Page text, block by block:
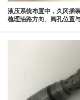
液压系统布置中，久冈插
梳理油路方向、阀孔位置